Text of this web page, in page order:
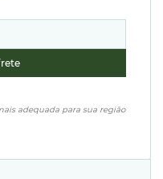
adequada para sua região